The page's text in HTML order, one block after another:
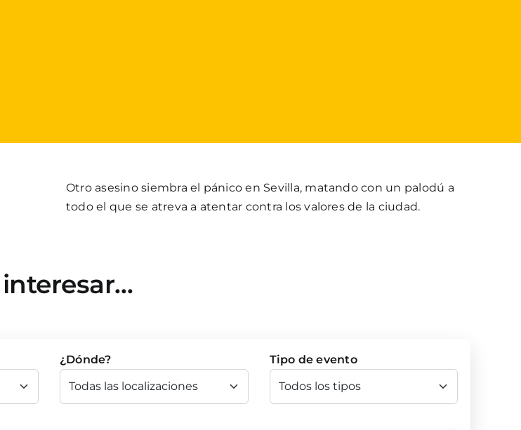
Otro asesino siembra el pánico en Sevilla, matando con un palodú a
todo el que se atreva a atentar contra los valores de la ciudad.
¿Dónde? Tipo de evento